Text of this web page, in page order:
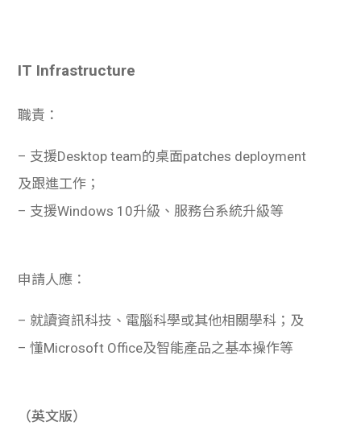
IT Infrastructure
職責：
– 支援Desktop team的桌面patches deployment
及跟進工作；
– 支援Windows 10升級、服務台系統升級等
申請人應：
– 就讀資訊科技、電腦科學或其他相關學科；及
– 懂Microsoft Office及智能產品之基本操作等
（英文版）